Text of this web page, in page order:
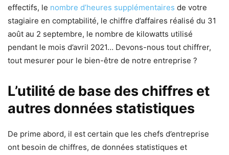
effectifs, le nombre d’heures supplémentaires de votre
stagiaire en comptabilité, le chiffre d’affaires réalisé du 31
août au 2 septembre, le nombre de kilowatts utilisé
pendant le mois d’avril 2021… Devons-nous tout chiffrer,
tout mesurer pour le bien-être de notre entreprise ?
L’utilité de base des chiffres et
autres données statistiques
De prime abord, il est certain que les chefs d’entreprise
ont besoin de chiffres, de données statistiques et